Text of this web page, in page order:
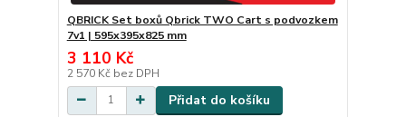
QBRICK Set boxů Qbrick TWO Cart s podvozkem
7v1 | 595x395x825 mm
3 110 Kč
2 570 Kč bez DPH
Přidat do košíku